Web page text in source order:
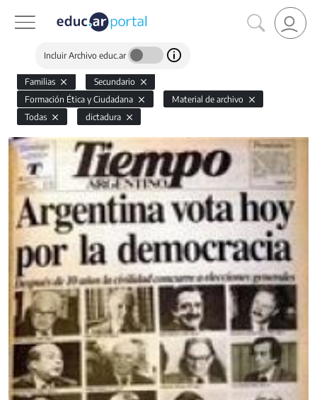
Incluir Archivo educ.ar
Familias
Secundario
Formación Ética y Ciudadana
Material de archivo
Todas
dictadura